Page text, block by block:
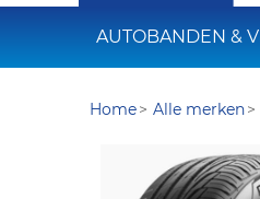
AUTOBANDEN &
Home Alle merken